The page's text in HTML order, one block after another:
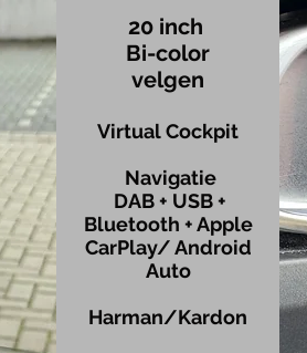
20 inch
Bi-color
velgen
Virtual Cockpit
Navigatie
DAB + USB +
Bluetooth + Apple
CarPlay/ Android
Auto
Harman/Kardon